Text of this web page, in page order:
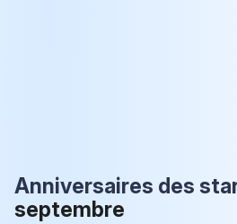
Anniversaires des
septembre